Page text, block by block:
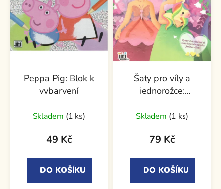
Peppa Pig: Blok k
vybarvení
Skladem (1 ks)
49 Kč
DO KOŠÍKU
Šaty pro víly a
jednorožce:
se samolepkami
Skladem (1 ks)
79 Kč
DO KOŠÍKU